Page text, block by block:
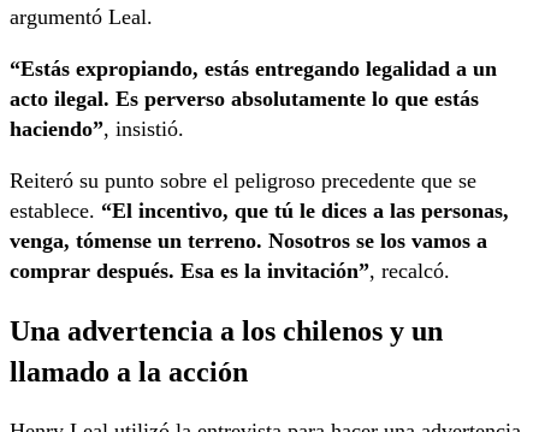
argumentó Leal.
“Estás expropiando, estás entregando legalidad a un
acto ilegal. Es perverso absolutamente lo que estás
haciendo”, insistió.
Reiteró su punto sobre el peligroso precedente que se
establece. “El incentivo, que tú le dices a las personas,
venga, tómense un terreno. Nosotros se los vamos a
comprar después. Esa es la invitación”, recalcó.
Una advertencia a los chilenos y un
llamado a la acción